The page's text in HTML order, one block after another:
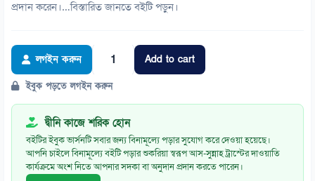
প্রদান করেন।…বিস্তারিত জানতে বইটি পড়ুন।
লগইন করুন
রাহে
বেলায়াত
quantity
Add to cart
ইবুক পড়তে লগইন করুন
দ্বীনি কাজে শরিক হোন
বইটির ইবুক ভার্সনটি সবার জন্য বিনামূল্যে পড়ার সুযোগ করে দেওয়া হয়েছে।
আপনি চাইলে বিনামূল্যে বইটি পড়ার শুকরিয়া স্বরূপ আস-সুন্নাহ ট্রাস্টের দাওয়াতি
কার্যক্রমে অংশ নিতে আপনার সদকা বা অনুদান প্রদান করতে পারেন।